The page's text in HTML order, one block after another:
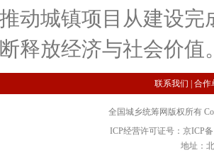
动城镇项目从建设
释放经济与社会价值
联系我们 合作
全国城乡统筹网版权所有
ICP经营许可证号：京ICP备
地址：